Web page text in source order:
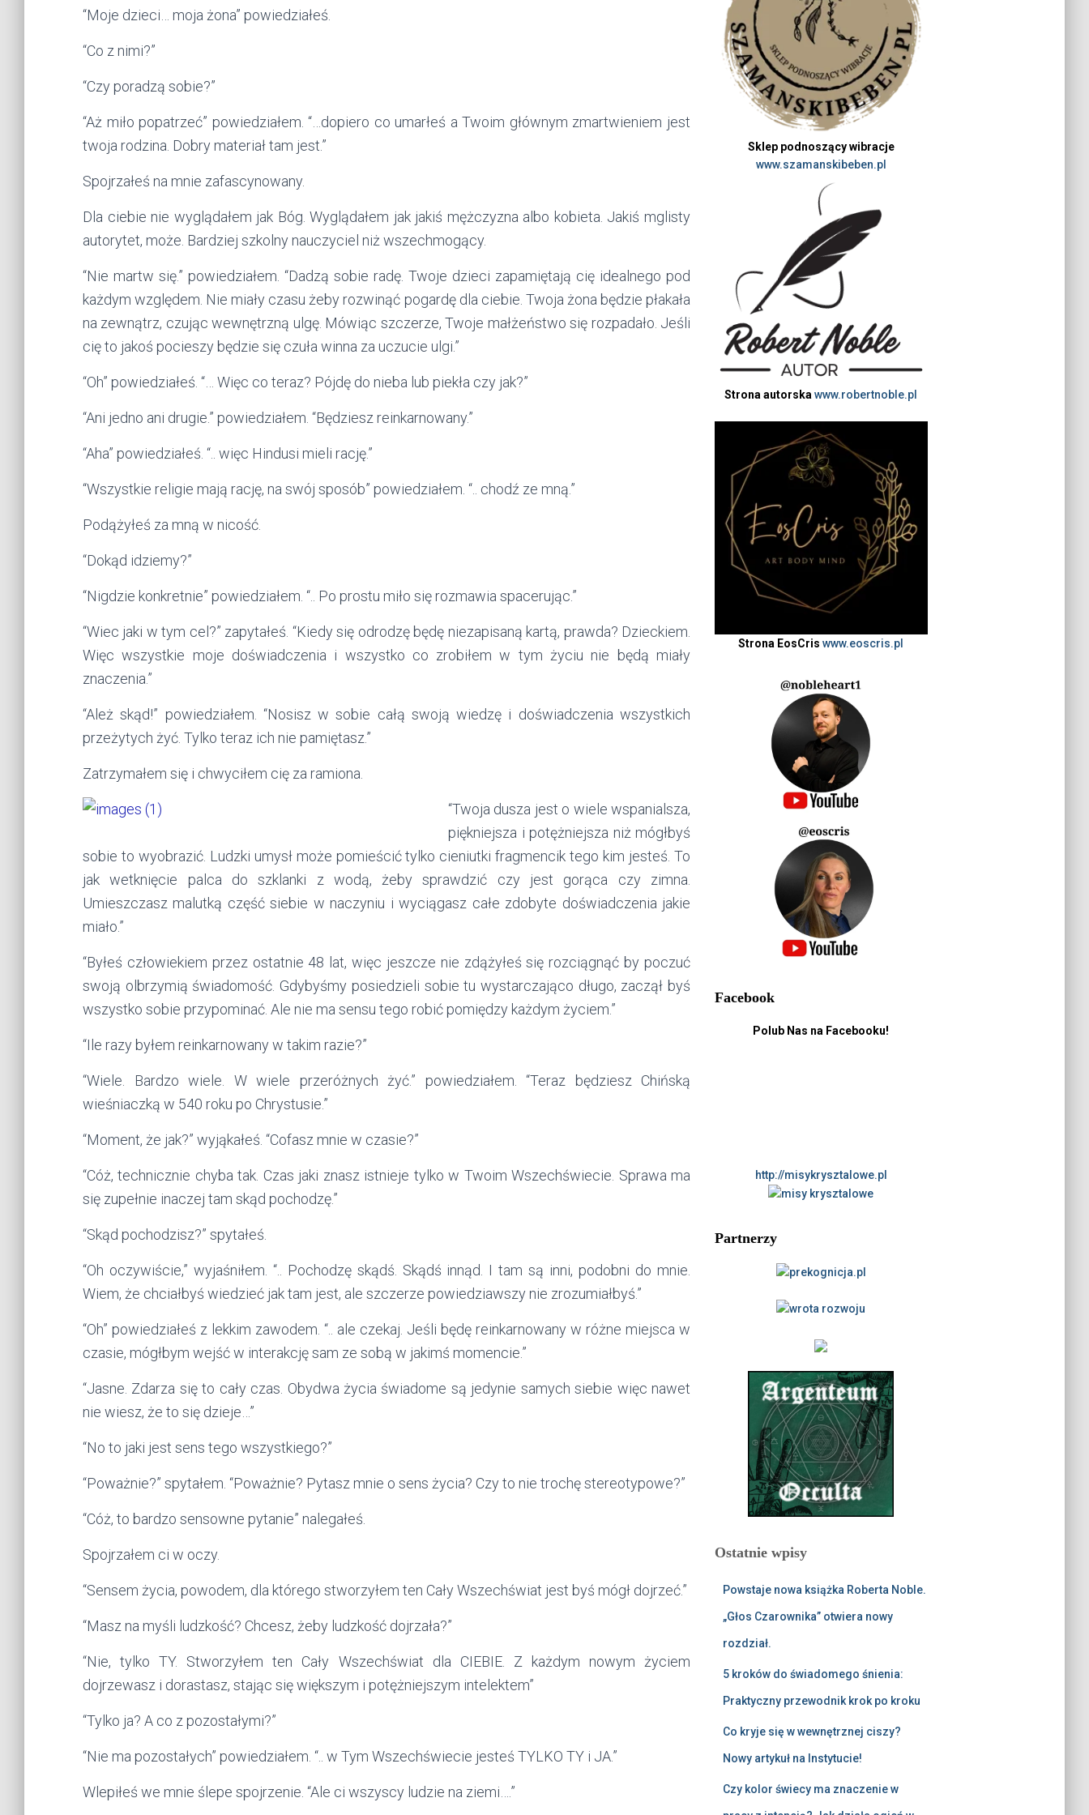
“Moje dzieci… moja żona” powiedziałeś.
“Co z nimi?”
“Czy poradzą sobie?”
“Aż miło popatrzeć” powiedziałem. “…dopiero co umarłeś a Twoim głównym zmartwieniem jest
twoja rodzina. Dobry materiał tam jest.”
Spojrzałeś na mnie zafascynowany.
Dla ciebie nie wyglądałem jak Bóg. Wyglądałem jak jakiś mężczyzna albo kobieta. Jakiś mglisty
autorytet, może. Bardziej szkolny nauczyciel niż wszechmogący.
“Nie martw się.” powiedziałem. “Dadzą sobie radę. Twoje dzieci zapamiętają cię idealnego pod
każdym względem. Nie miały czasu żeby rozwinąć pogardę dla ciebie. Twoja żona będzie płakała
na zewnątrz, czując wewnętrzną ulgę. Mówiąc szczerze, Twoje małżeństwo się rozpadało. Jeśli
cię to jakoś pocieszy będzie się czuła winna za uczucie ulgi.”
“Oh” powiedziałeś. “… Więc co teraz? Pójdę do nieba lub piekła czy jak?”
“Ani jedno ani drugie.” powiedziałem. “Będziesz reinkarnowany.”
“Aha” powiedziałeś. “.. więc Hindusi mieli rację.”
“Wszystkie religie mają rację, na swój sposób” powiedziałem. “.. chodź ze mną.”
Podążyłeś za mną w nicość.
“Dokąd idziemy?”
“Nigdzie konkretnie” powiedziałem. “.. Po prostu miło się rozmawia spacerując.”
“Wiec jaki w tym cel?” zapytałeś. “Kiedy się odrodzę będę niezapisaną kartą, prawda? Dzieckiem.
Więc wszystkie moje doświadczenia i wszystko co zrobiłem w tym życiu nie będą miały
znaczenia.”
“Ależ skąd!” powiedziałem. “Nosisz w sobie całą swoją wiedzę i doświadczenia wszystkich
przeżytych żyć. Tylko teraz ich nie pamiętasz.”
Zatrzymałem się i chwyciłem cię za ramiona.
“Twoja dusza jest o wiele wspanialsza,
piękniejsza i potężniejsza niż mógłbyś
sobie to wyobrazić. Ludzki umysł może pomieścić tylko cieniutki fragmencik tego kim jesteś. To
jak wetknięcie palca do szklanki z wodą, żeby sprawdzić czy jest gorąca czy zimna.
Umieszczasz malutką część siebie w naczyniu i wyciągasz całe zdobyte doświadczenia jakie
miało.”
“Byłeś człowiekiem przez ostatnie 48 lat, więc jeszcze nie zdążyłeś się rozciągnąć by poczuć
swoją olbrzymią świadomość. Gdybyśmy posiedzieli sobie tu wystarczająco długo, zaczął byś
wszystko sobie przypominać. Ale nie ma sensu tego robić pomiędzy każdym życiem.”
“Ile razy byłem reinkarnowany w takim razie?”
“Wiele. Bardzo wiele. W wiele przeróżnych żyć.” powiedziałem. “Teraz będziesz Chińską
wieśniaczką w 540 roku po Chrystusie.”
“Moment, że jak?” wyjąkałeś. “Cofasz mnie w czasie?”
“Cóż, technicznie chyba tak. Czas jaki znasz istnieje tylko w Twoim Wszechświecie. Sprawa ma
się zupełnie inaczej tam skąd pochodzę.”
“Skąd pochodzisz?” spytałeś.
“Oh oczywiście,” wyjaśniłem. “.. Pochodzę skądś. Skądś innąd. I tam są inni, podobni do mnie.
Wiem, że chciałbyś wiedzieć jak tam jest, ale szczerze powiedziawszy nie zrozumiałbyś.”
“Oh” powiedziałeś z lekkim zawodem. “.. ale czekaj. Jeśli będę reinkarnowany w różne miejsca w
czasie, mógłbym wejść w interakcję sam ze sobą w jakimś momencie.”
“Jasne. Zdarza się to cały czas. Obydwa życia świadome są jedynie samych siebie więc nawet
nie wiesz, że to się dzieje…”
“No to jaki jest sens tego wszystkiego?”
“Poważnie?” spytałem. “Poważnie? Pytasz mnie o sens życia? Czy to nie trochę stereotypowe?”
“Cóż, to bardzo sensowne pytanie” nalegałeś.
Spojrzałem ci w oczy.
“Sensem życia, powodem, dla którego stworzyłem ten Cały Wszechświat jest byś mógł dojrzeć.”
“Masz na myśli ludzkość? Chcesz, żeby ludzkość dojrzała?”
“Nie, tylko TY. Stworzyłem ten Cały Wszechświat dla CIEBIE. Z każdym nowym życiem
dojrzewasz i dorastasz, stając się większym i potężniejszym intelektem”
“Tylko ja? A co z pozostałymi?”
“Nie ma pozostałych” powiedziałem. “.. w Tym Wszechświecie jesteś TYLKO TY i JA.”
Wlepiłeś we mnie ślepe spojrzenie. “Ale ci wszyscy ludzie na ziemi….”
Sklep podnoszący wibracje
www.szamanskibeben.pl
Strona autorska www.robertnoble.pl
Strona EosCris www.eoscris.pl
Facebook
Polub Nas na Facebooku!
http://misykrysztalowe.pl
Partnerzy
Ostatnie wpisy
Powstaje nowa książka Roberta Noble.
„Głos Czarownika” otwiera nowy
rozdział.
5 kroków do świadomego śnienia:
Praktyczny przewodnik krok po kroku
Co kryje się w wewnętrznej ciszy?
Nowy artykuł na Instytucie!
Czy kolor świecy ma znaczenie w